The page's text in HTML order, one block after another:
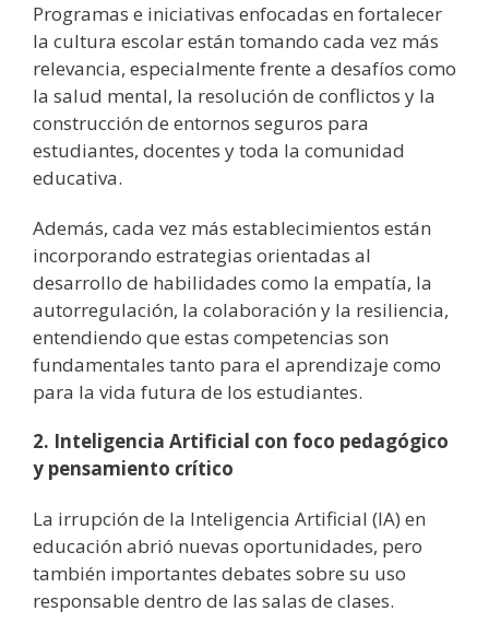
Programas e iniciativas enfocadas en fortalecer
la cultura escolar están tomando cada vez más
relevancia, especialmente frente a desafíos como
la salud mental, la resolución de conflictos y la
construcción de entornos seguros para
estudiantes, docentes y toda la comunidad
educativa.
Además, cada vez más establecimientos están
incorporando estrategias orientadas al
desarrollo de habilidades como la empatía, la
autorregulación, la colaboración y la resiliencia,
entendiendo que estas competencias son
fundamentales tanto para el aprendizaje como
para la vida futura de los estudiantes.
2. Inteligencia Artificial con foco pedagógico
y pensamiento crítico
La irrupción de la Inteligencia Artificial (IA) en
educación abrió nuevas oportunidades, pero
también importantes debates sobre su uso
responsable dentro de las salas de clases.